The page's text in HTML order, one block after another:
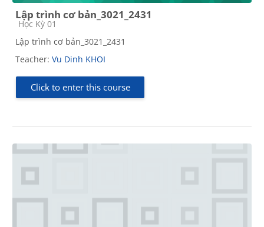
Lập trình cơ bản_3021_2431
Course category
Học Kỳ 01
Lập trình cơ bản_3021_2431
Teacher: Vu Dinh KHOI
Click to enter this course